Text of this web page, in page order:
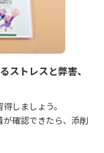
ストレスと弊害、
しましょう。
確認できたら、添削